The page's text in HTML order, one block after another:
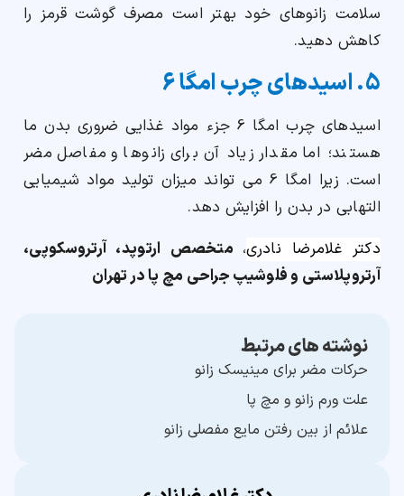
سلامت زانوهای خود بهتر است مصرف گوشت قرمز را
کاهش دهید.
5. اسیدهای چرب امگا 6
اسیدهای چرب امگا 6 جزء مواد غذایی ضروری بدن ما
هستند؛ اما مقدار زیاد آن برای زانوها و مفاصل مضر
است. زیرا امگا 6 می تواند میزان تولید مواد شیمیایی
التهابی در بدن را افزایش دهد.
دکتر غلامرضا نادری، متخصص ارتوپد، آرتروسکوپی،
آرتروپلاستی و فلوشیپ جراحی مچ پا در تهران
نوشته های مرتبط
حرکات مضر برای مینیسک زانو
علت ورم زانو و مچ پا
علائم از بین رفتن مایع مفصلی زانو